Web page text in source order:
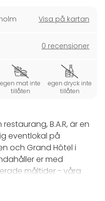
Visa på kartan
0 recensioner
egen mat inte
tillåten
egen dryck inte
tillåten
B.A.R, är en
eventlokal på
och Grand Hôtel i
er med
måltider - våra
på smaker och menyn
med massa olika